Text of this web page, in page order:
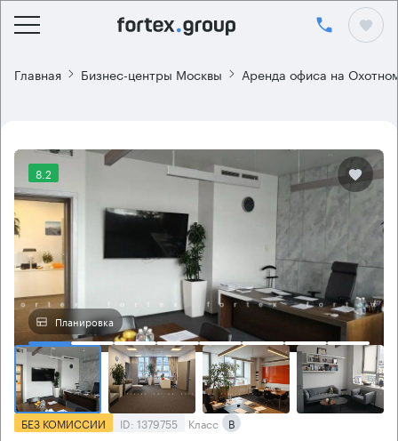
Главная Бизнес-центры Москвы Аренда офиса на
8.2
Планировка
БЕЗ КОМИССИИ ID: 1379755 Класс B